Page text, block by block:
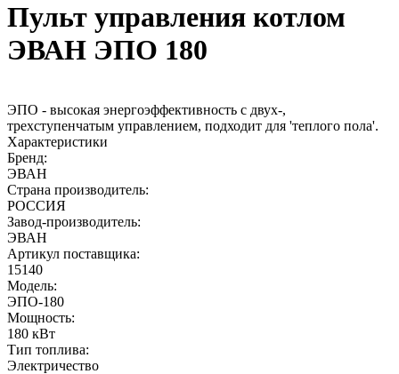
Пульт управления котлом
ЭВАН ЭПО 180
ЭПО - высокая энергоэффективность с двух-,
трехступенчатым управлением, подходит для 'теплого пола'.
Характеристики
Бренд:
ЭВАН
Страна производитель:
РОССИЯ
Завод-производитель:
ЭВАН
Артикул поставщика:
15140
Модель:
ЭПО-180
Мощность:
180 кВт
Тип топлива:
Электричество